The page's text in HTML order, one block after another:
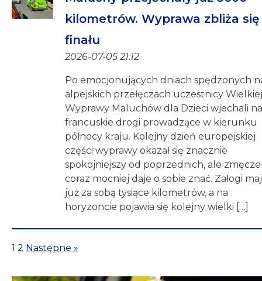
kilometrów. Wyprawa zbliża się
finału
2026-07-05 21:12
Po emocjonujących dniach spędzonych
alpejskich przełęczach uczestnicy
Wyprawy Maluchów dla Dzieci wjechali
francuskie drogi prowadzące w kierunku
północy kraju. Kolejny dzień europejskiej
części wyprawy okazał się znacznie
spokojniejszy od poprzednich, ale
coraz mocniej daje o sobie znać. Załogi
już za sobą tysiące kilometrów, a na
horyzoncie pojawia się kolejny wielki […]
1 2 Następne »